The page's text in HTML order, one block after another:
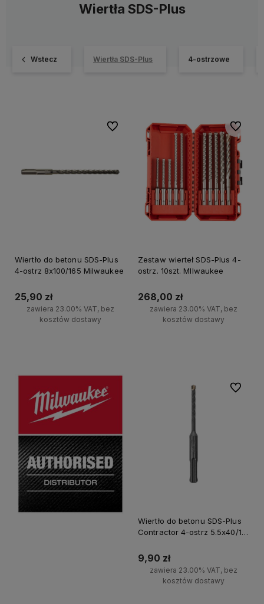
Wiertła SDS-Plus
Wstecz Wiertła SDS-Plus 4-ostrzowe
Wiertło do betonu SDS-Plus
4-ostrz 8x100/165 Milwaukee
25,90 zł
zawiera 23.00% VAT, bez
kosztów dostawy
Do ulubionych
Zestaw wierteł SDS-Plus 4-
ostrz. 10szt. MIlwaukee
268,00 zł
zawiera 23.00% VAT, bez
kosztów dostawy
Do
Wiertło do betonu SDS-Plus
Contractor 4-ostrz 5.5x40/110
9,90 zł
zawiera 23.00% VAT, bez
kosztów dostawy
Do